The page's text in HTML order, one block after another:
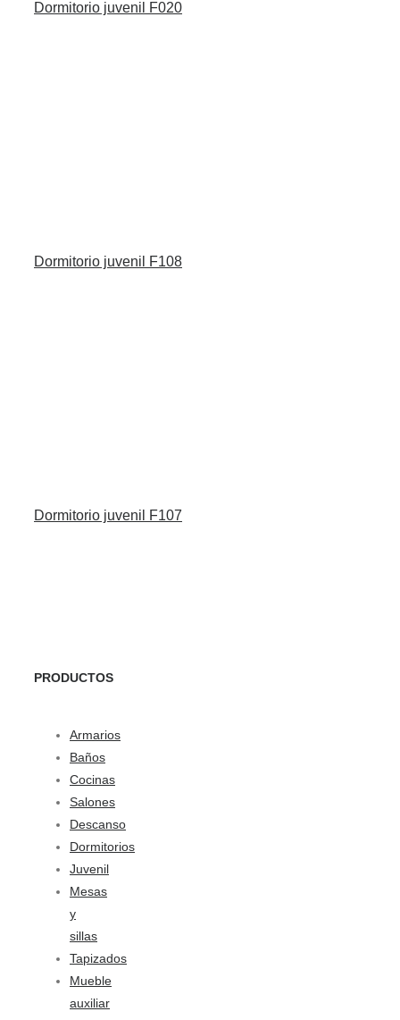
Dormitorio juvenil F020
Dormitorio juvenil F108
Dormitorio juvenil F107
PRODUCTOS
Armarios
Baños
Cocinas
Salones
Descanso
Dormitorios
Juvenil
Mesas
y
sillas
Tapizados
Mueble
auxiliar